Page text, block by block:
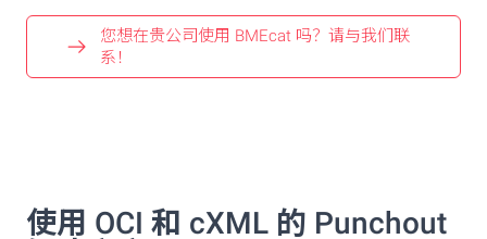
您想在贵公司使用 BMEcat 吗？请与我们联
系！
使用 OCI 和 cXML 的 Punchout